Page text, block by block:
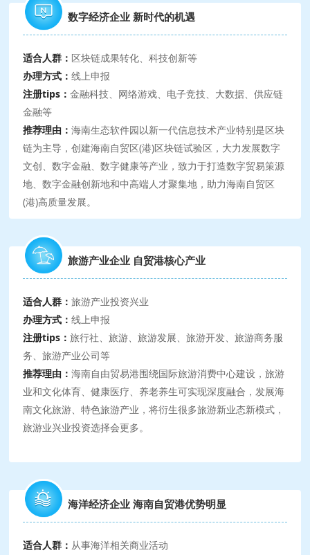
数字经济企业 新时代的机遇
适合人群： 区块链成果转化、科技创新等
办理方式：线上申报
注册tips：金融科技、网络游戏、电子竞技、大数据、供应链
金融等
推荐理由：海南生态软件园以新一代信息技术产业特别是区块
链为主导，创建海南自贸区(港)区块链试验区，大力发展数字
文创、数字金融、数字健康等产业，致力于打造数字贸易策源
地、数字金融创新地和中高端人才聚集地，助力海南自贸区
(港)高质量发展。
旅游产业企业 自贸港核心产业
适合人群：旅游产业投资兴业
办理方式：线上申报
注册tips：旅行社、旅游、旅游发展、旅游开发、旅游商务服
务、旅游产业公司等
推荐理由：海南自由贸易港围绕国际旅游消费中心建设，旅游
业和文化体育、健康医疗、养老养生可实现深度融合，发展海
南文化旅游、特色旅游产业，将衍生很多旅游新业态新模式，
旅游业兴业投资选择会更多。
海洋经济企业 海南自贸港优势明显
适合人群： 从事海洋相关商业活动